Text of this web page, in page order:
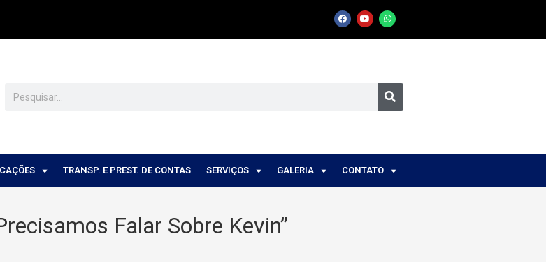
TRANSP. E PREST. DE CONTAS SERVIÇOS GALERIA CONTATO
Falar Sobre Kevin”